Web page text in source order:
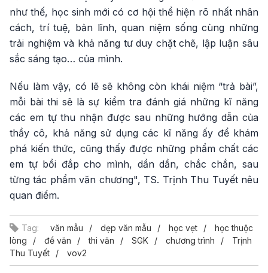
như thế, học sinh mới có cơ hội thể hiện rõ nhất nhân
cách, trí tuệ, bản lĩnh, quan niệm sống cùng những
trải nghiệm và khả năng tư duy chặt chẽ, lập luận sâu
sắc sáng tạo… của mình.
Nếu làm vậy, có lẽ sẽ không còn khái niệm “trả bài”,
mỗi bài thi sẽ là sự kiểm tra đánh giá những kĩ năng
các em tự thu nhận được sau những hướng dẫn của
thầy cô, khả năng sử dụng các kĩ năng ấy để khám
phá kiến thức, cũng thấy được những phẩm chất các
em tự bồi đắp cho mình, dần dần, chắc chắn, sau
từng tác phẩm văn chương", TS. Trịnh Thu Tuyết nêu
quan điểm.
Tag: văn mẫu dẹp văn mẫu học vẹt
học thuộc
lòng
đề văn thi văn SGK chương trình
Trịnh
Thu Tuyết
vov2